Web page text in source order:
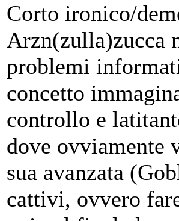
Corto ironico/
Arzn(zulla)zucca
problemi
concetto
controllo e
dove ovviamente
sua avanzata
cattivi, ovvero